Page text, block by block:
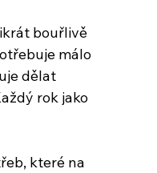
bouřlivě
málo
dělat
rok jako
které na